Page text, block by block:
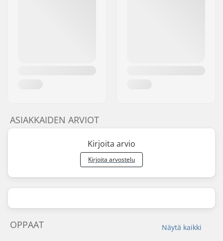
ASIAKKAIDEN ARVIOT
Kirjoita arvio
Kirjoita arvostelu
Näytä kaikki
OPPAAT